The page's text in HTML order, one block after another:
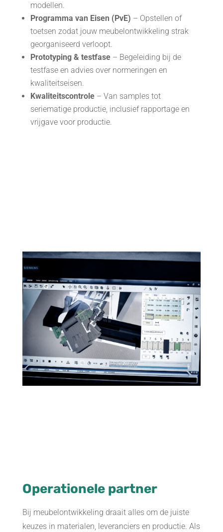
modellen.
Programma van Eisen (PvE) – Opstellen of
toetsen zodat jouw meubelontwikkeling strak
georganiseerd verloopt.
Prototyping & testfase– Begeleiding bij de
testfase en advies over normeringen en
kwaliteitseisen.
Kwaliteitscontrole– Van samples tot
seriematige productie, inclusief rapportage en
vrijgave voor productie.
Operationele partner
Bij meubelontwikkeling draait alles om de juiste
keuzes in materialen, leveranciers en productie. Als